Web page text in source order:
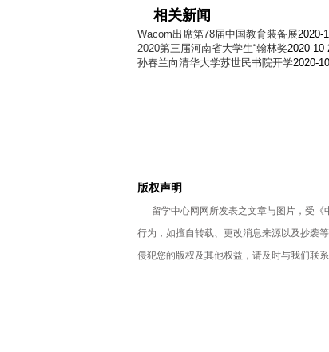
相关新闻
Wacom出席第78届中国教育装备展2020-
2020第三届河南省大学生“翰林奖2020-
孙春兰向清华大学苏世民书院开学2020-
版权声明
留学中心网网所发表之文章与图片，受《
行为，如擅自转载、更改消息来源以及抄袭
侵犯您的版权及其他权益，请及时与我们联